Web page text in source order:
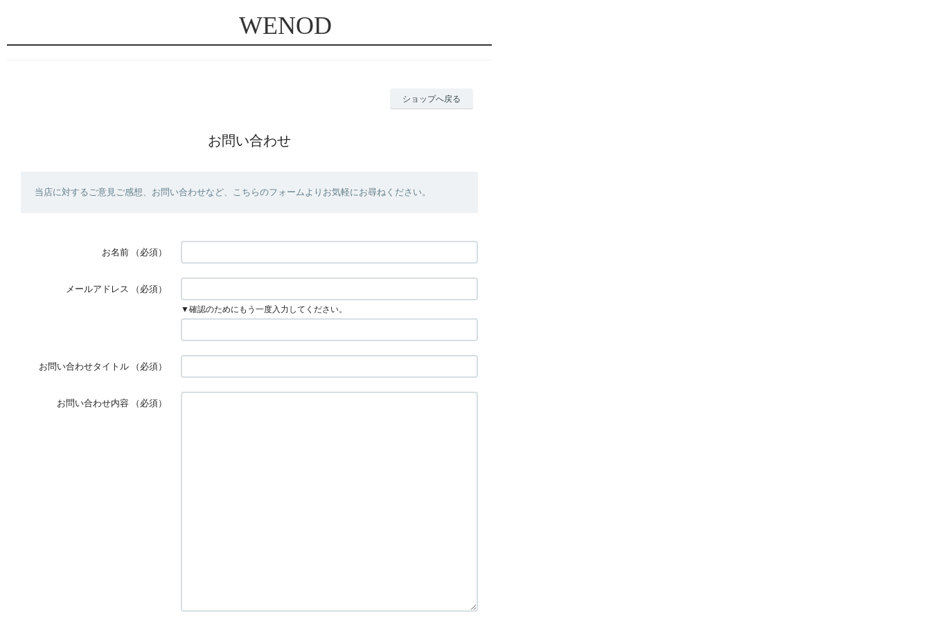
WENOD
ショップへ戻る
お問い合わせ
当店に対するご意見ご感想、お問い合わせなど、こちらのフォームよりお気軽にお尋ねください。
お名前 （必須）
メールアドレス （必須）
▼確認のためにもう一度入力してください。
お問い合わせタイトル （必須）
お問い合わせ内容 （必須）